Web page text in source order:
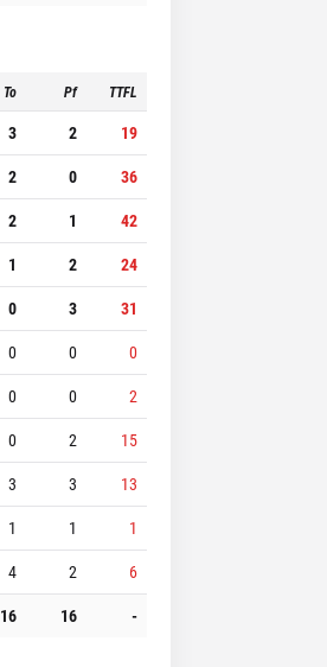
To Pf TTFL
3 2
19
2 0
36
2 1
42
1 2
24
0 3
31
0 0
0
0 0
2
0 2
15
3 3
13
1 1
1
4 2
6
16 16 -